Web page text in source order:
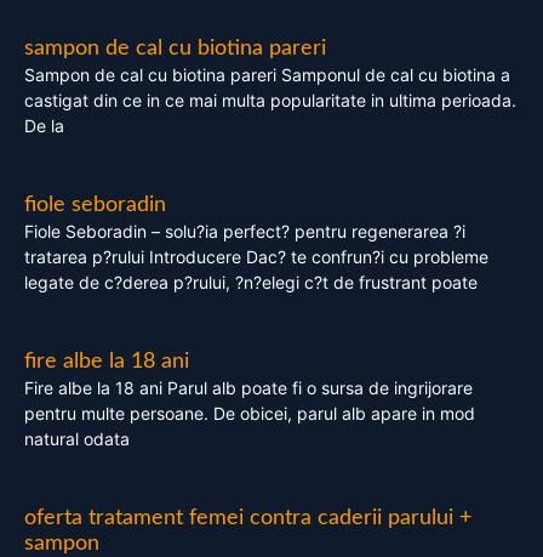
sampon de cal cu biotina pareri
Sampon de cal cu biotina pareri Samponul de cal cu biotina a
castigat din ce in ce mai multa popularitate in ultima perioada.
De la
fiole seboradin
Fiole Seboradin – solu?ia perfect? pentru regenerarea ?i
tratarea p?rului Introducere Dac? te confrun?i cu probleme
legate de c?derea p?rului, ?n?elegi c?t de frustrant poate
fire albe la 18 ani
Fire albe la 18 ani Parul alb poate fi o sursa de ingrijorare
pentru multe persoane. De obicei, parul alb apare in mod
natural odata
oferta tratament femei contra caderii parului +
sampon